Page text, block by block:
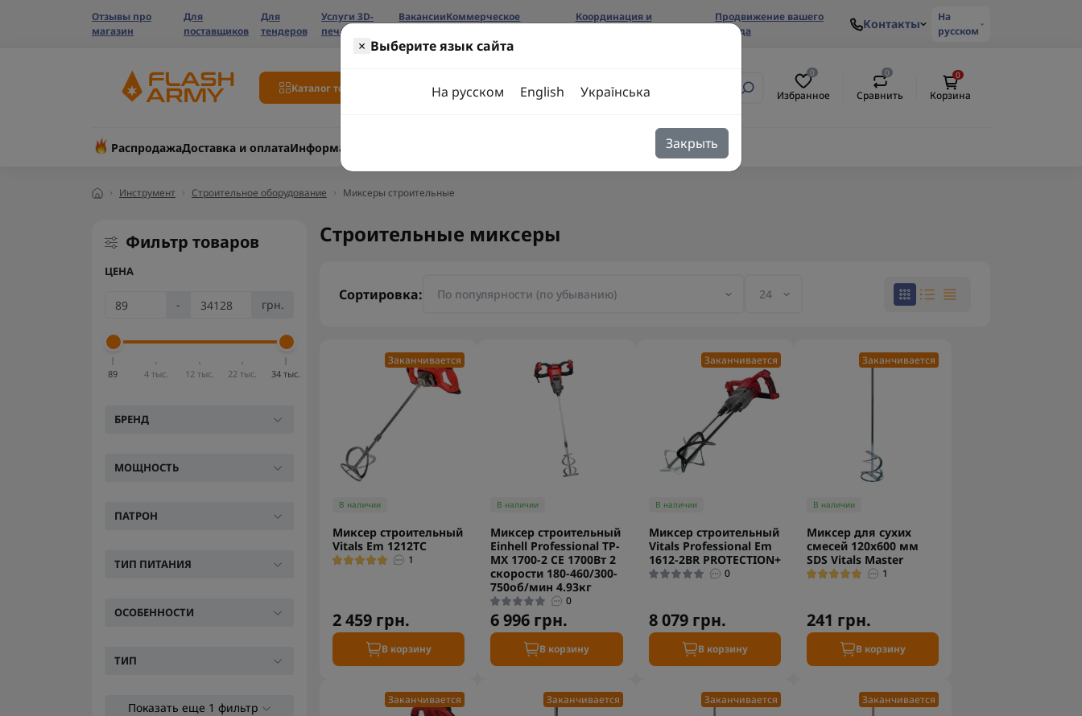
Отзывы про
магазин
Для
поставщиков
Для
тендеров
Услуги 3D-
печати
ВакансииКоммерческое
Координация и
Продвижение вашего
бренда
Контакты
На
русском
Каталог товаров
0
Избранное
0
Сравнить
0
Корзина
РаспродажаДоставка и оплатаИнформация
Инструмент Строительное оборудование Миксеры строительные
× Выберите язык сайта
На русском English Українська
Закрыть
Фильтр товаров
ЦЕНА
- грн.
89 4 тыс. 12 тыс. 22 тыс. 34 тыс.
БРЕНД
МОЩНОСТЬ
ПАТРОН
ТИП ПИТАНИЯ
ОСОБЕННОСТИ
ТИП
Показать еще 1 фильтр
Строительные миксеры
Сортировка:
Заканчивается
В наличии
Миксер строительный
Vitals Em 1212TC
1
2 459 грн.
В корзину
В наличии
Миксер строительный
Einhell Professional TP-
MX 1700-2 CE 1700Вт 2
скорости 180-460/300-
750об/мин 4.93кг
0
6 996 грн.
В корзину
Заканчивается
В наличии
Миксер строительный
Vitals Professional Em
1612-2BR PROTECTION+
0
8 079 грн.
В корзину
Заканчивается
В наличии
Миксер для сухих
смесей 120х600 мм
SDS Vitals Master
1
241 грн.
В корзину
Заканчивается Заканчивается Заканчивается Заканчивается